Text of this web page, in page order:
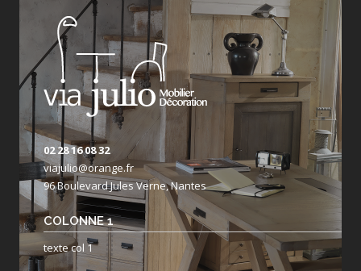
02 28 16 08 32
viajulio@orange.fr
96 Boulevard Jules Verne, Nantes
COLONNE 1
texte col 1